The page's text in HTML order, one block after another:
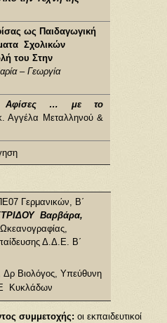
ως Παιδαγωγική
Σχολικών
του Στην
– Γεωργία
Αφίσες … με το
Αγγέλα Μεταλληνού &
Γερμανικών, Β΄
Βαρβάρα,
Δ.Δ.Ε. Β΄
Δρ Βιολόγος, Υπεύθυνη
Κυκλάδων
συμμετοχής: οι εκπαιδευτικοί